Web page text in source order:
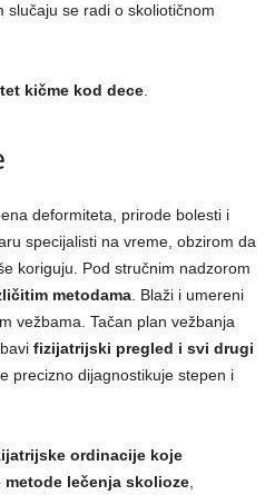
slučaju se radi o skoliotičnom
kičme kod dece
deformiteta, prirode bolesti i
specijalisti na vreme, obzirom da
koriguju. Pod stručnim nadzorom
metodama . Blaži i umereni
vežbama. Tačan plan vežbanja
fizijatrijski pregled i svi drugi
precizno dijagnostikuje stepen i
ordinacije koje
metode lečenja skolioze